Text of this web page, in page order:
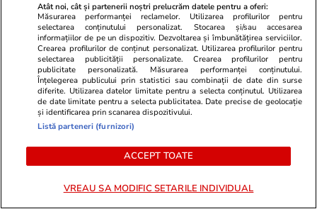
Vremea de vineri, 7 august 2026: peste
jumătate de țară, sub avertizări de caniculă și
ploi torențiale. Lista zonelor afectate
Știri România 06 aug.
Rezultatele loto din 6 august 2026. Numerele
câștigătoare extrase joi
Atât noi, cât și partenerii noștri prelucrăm datele pentru a oferi:
Măsurarea performanței reclamelor. Utilizarea profilurilor pentru
selectarea conținutului personalizat. Stocarea și/sau accesarea
informațiilor de pe un dispozitiv. Dezvoltarea și îmbunătățirea serviciilor.
Crearea profilurilor de conținut personalizat. Utilizarea profilurilor pentru
selectarea publicității personalizate. Crearea profilurilor pentru
publicitate personalizată. Măsurarea performanței conținutului.
Înțelegerea publicului prin statistici sau combinații de date din surse
diferite. Utilizarea datelor limitate pentru a selecta conținutul. Utilizarea
de date limitate pentru a selecta publicitatea. Date precise de geolocație
și identificarea prin scanarea dispozitivului.
Listă parteneri (furnizori)
ACCEPT TOATE
VREAU SA MODIFIC SETARILE INDIVIDUAL